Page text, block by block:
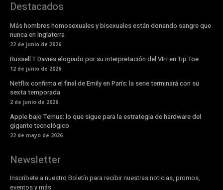
Destacados
Más hombres homosexuales y bisexuales están donando sangre que
nunca en Inglaterra
22 de junio de 2026
Russell T Davies elogiado por su interpretación del VIH en Tip Toe
12 de junio de 2026
Netflix confirma el final de Emily en París: la serie terminará con su
sexta temporada
2 de junio de 2026
Apple bajo Ternus: lo que sigue para la estrategia de hardware del
gigante tecnológico
22 de mayo de 2026
Newsletter
Inscribete a nuestro Boletín para recibir nuestras noticias, promos,
eventos y más